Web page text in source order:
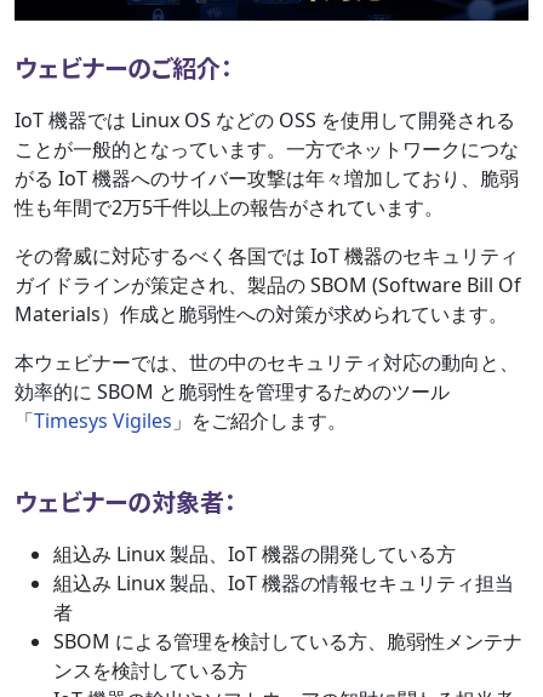
ウェビナーのご紹介：
IoT 機器では Linux OS などの OSS を使用して開発される
ことが一般的となっています。一方でネットワークにつな
がる IoT 機器へのサイバー攻撃は年々増加しており、脆弱
性も年間で2万5千件以上の報告がされています。
その脅威に対応するべく各国では IoT 機器のセキュリティ
ガイドラインが策定され、製品の SBOM (Software Bill Of
Materials）作成と脆弱性への対策が求められています。
本ウェビナーでは、世の中のセキュリティ対応の動向と、
効率的に SBOM と脆弱性を管理するためのツール
「Timesys Vigiles」をご紹介します。
ウェビナーの対象者：
組込み Linux 製品、IoT 機器の開発している方
組込み Linux 製品、IoT 機器の情報セキュリティ担当
者
SBOM による管理を検討している方、脆弱性メンテナ
ンスを検討している方